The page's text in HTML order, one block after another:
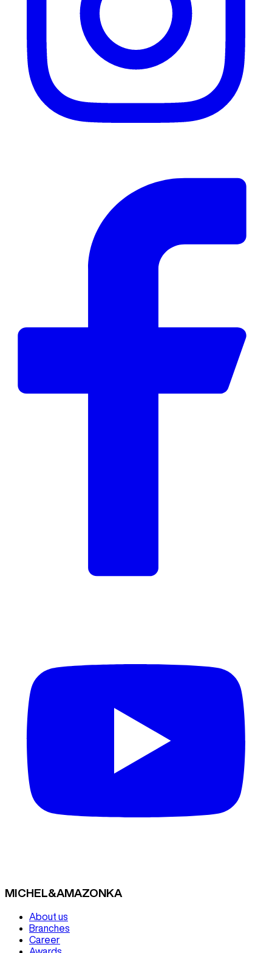
MICHEL&AMAZONKA
About us
Branches
Career
Awards